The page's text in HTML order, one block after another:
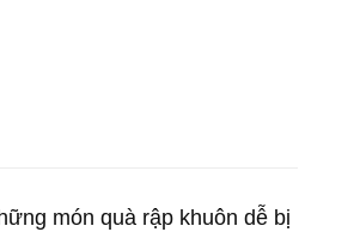
món quà rập khuôn dễ bị